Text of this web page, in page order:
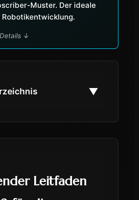
Muster. Der ideale
Robotikentwicklung.
↓
▼
Leitfaden